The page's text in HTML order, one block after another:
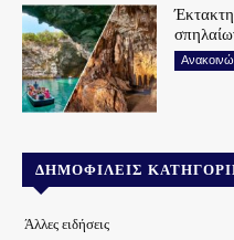
ΔΗΜΟΦΙΛΕΊΣ
Άλλες ειδήσεις